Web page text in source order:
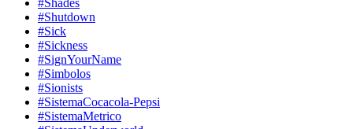
#Shades
#Shutdown
#Sick
#Sickness
#SignYourName
#Simbolos
#Sionists
#SistemaCocacola-Pepsi
#SistemaMetrico